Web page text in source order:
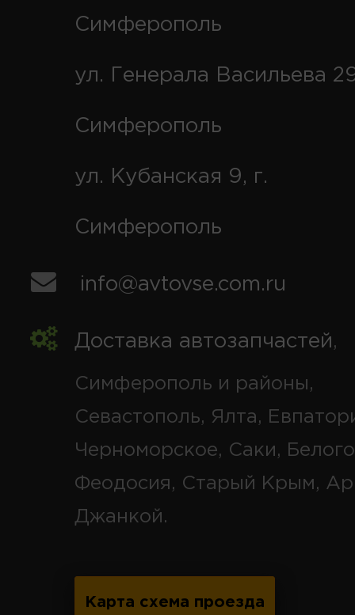
Симферополь
ул. Генерала Васильева
Симферополь
ул. Кубанская 9, г.
Симферополь
info@avtovse.com.ru
Доставка автозапчастей,
Симферополь и районы,
Севастополь, Ялта,
Черноморское, Саки,
Феодосия, Старый Крым,
Джанкой.
Карта схема проезда